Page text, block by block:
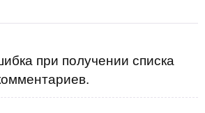
при получении списка